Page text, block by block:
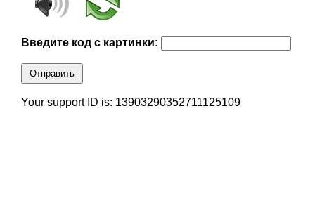
Введите код с картинки:
Отправить
Your support ID is: 13903290352711125109